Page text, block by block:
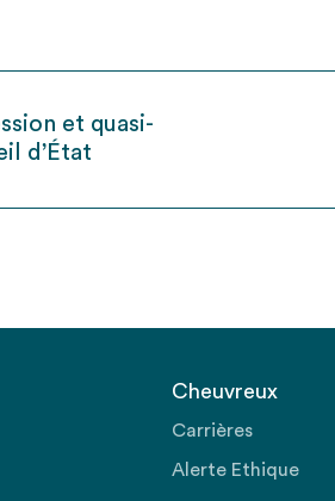
et quasi-
d’État
Cheuvreux
Carrières
Alerte Ethique